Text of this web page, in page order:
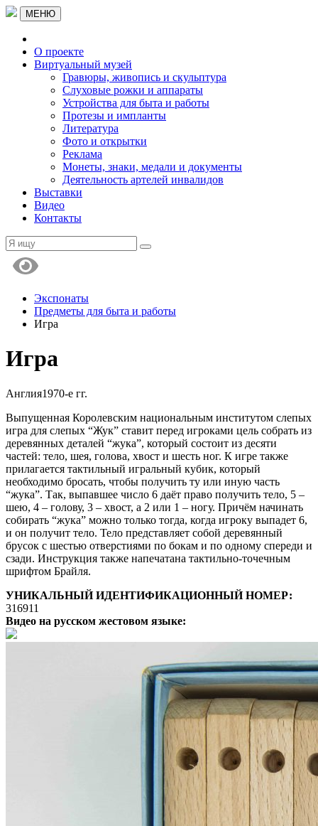
МЕНЮ
О проекте
Виртуальный музей
Гравюры, живопись и скульптура
Слуховые рожки и аппараты
Устройства для быта и работы
Протезы и импланты
Литература
Фото и открытки
Реклама
Монеты, знаки, медали и документы
Деятельность артелей инвалидов
Выставки
Видео
Контакты
Экспонаты
Предметы для быта и работы
Игра
Игра
Англия1970-е гг.
Выпущенная Королевским национальным институтом слепых
игра для слепых “Жук” ставит перед игроками цель собрать из
деревянных деталей “жука”, который состоит из десяти
частей: тело, шея, голова, хвост и шесть ног. К игре также
прилагается тактильный игральный кубик, который
необходимо бросать, чтобы получить ту или иную часть
“жука”. Так, выпавшее число 6 даёт право получить тело, 5 –
шею, 4 – голову, 3 – хвост, а 2 или 1 – ногу. Причём начинать
собирать “жука” можно только тогда, когда игроку выпадет 6,
и он получит тело. Тело представляет собой деревянный
брусок с шестью отверстиями по бокам и по одному спереди и
сзади. Инструкция также напечатана тактильно-точечным
шрифтом Брайля.
УНИКАЛЬНЫЙ ИДЕНТИФИКАЦИОННЫЙ НОМЕР:
316911
Видео на русском жестовом языке: